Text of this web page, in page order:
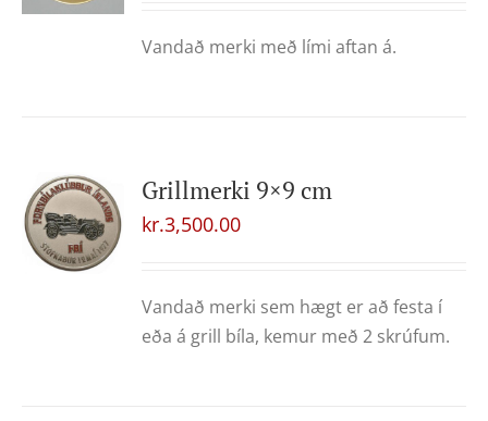
Vandað merki með lími aftan á.
Grillmerki 9×9 cm
kr.3,500.00
Vandað merki sem hægt er að festa í
eða á grill bíla, kemur með 2 skrúfum.